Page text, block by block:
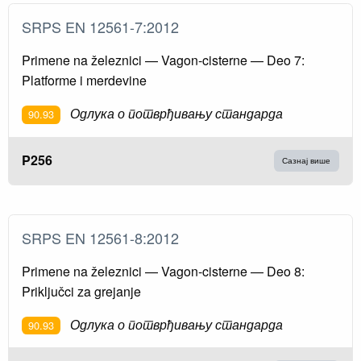
SRPS EN 12561-7:2012
Primene na železnici — Vagon-cisterne — Deo 7:
Platforme i merdevine
90.93 Одлука о потврђивању стандарда
P256 Сазнај више
SRPS EN 12561-8:2012
Primene na železnici — Vagon-cisterne — Deo 8:
Priključci za grejanje
90.93 Одлука о потврђивању стандарда